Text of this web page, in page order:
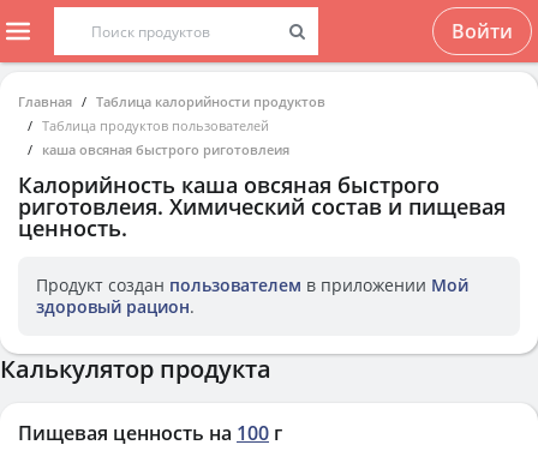
Войти
Главная
Таблица калорийности продуктов
Таблица продуктов пользователей
каша овсяная быстрого риготовлеия
Калорийность каша овсяная быстрого
риготовлеия. Химический состав и пищевая
ценность.
Продукт создан пользователем в приложении Мой
здоровый рацион.
Калькулятор продукта
Пищевая ценность на 100 г